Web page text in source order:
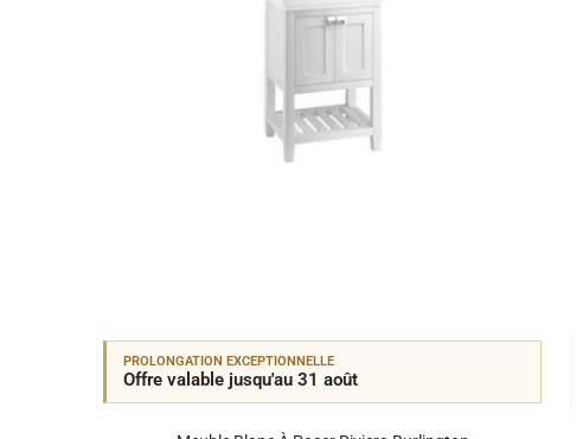
PROLONGATION EXCEPTIONNELLE
Offre valable jusqu'au 31 août